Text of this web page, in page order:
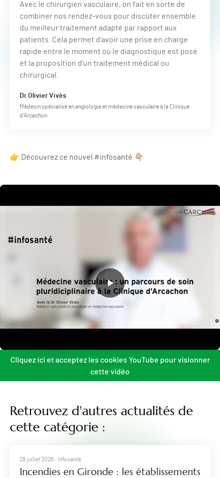
Avec le chirurgien vasculaire, on fait en sorte de
combiner nos rendez-vous pour discuter ensemble
du meilleur traitement adapté par rapport aux
patients. Cela permet d’avoir une prise en charge
rapide entre le moment où le diagnostique est posé
et la proposition d'un traitement médical ou
chirurgical.
Dr Olivier Vivès
Médecin spécialisé en angiologie et médecine vasculaire à la Clinique
d’Arcachon
👉 Découvrez ce nouvel #infosanté 👇🏼
Cliquez ici et acceptez les cookies YouTube pour visionner
cette vidéo
Retrouvez d'autres actualités de
cette catégorie :
28 juillet 2026- Infosanté
Incendies en Gironde : les établissements